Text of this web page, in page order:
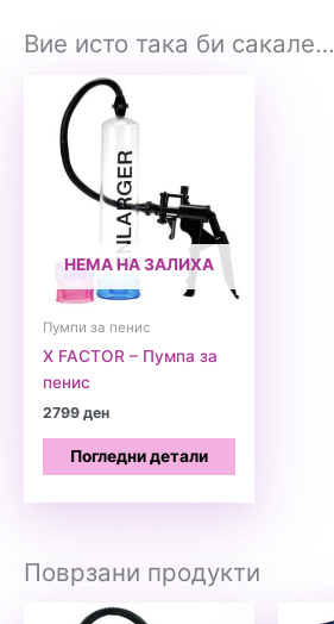
Вие исто така би сакале…
НЕМА НА ЗАЛИХА
Пумпи за пенис
X FACTOR – Пумпа за
пенис
2799ден
Погледни детали
Поврзани продукти